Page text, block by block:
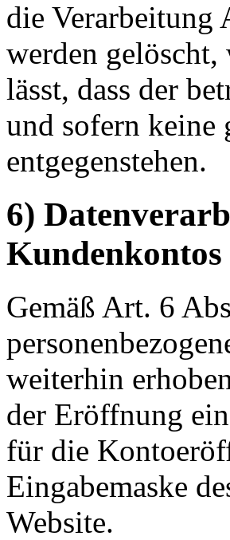
die
werden gelöscht,
lässt, dass der
und sofern keine
entgegenstehen.
6)
Kundenkontos
Gemäß Art. 6
weiterhin
der Eröffnung
für die
Eingabemaske
Website.